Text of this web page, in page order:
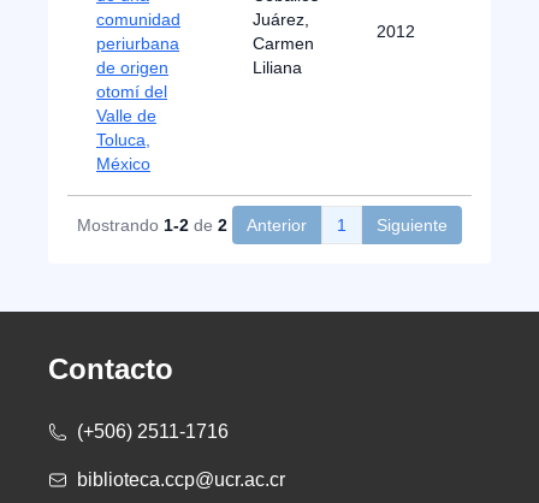
comunidad
periurbana
de origen
otomí del
Valle de
Toluca,
México
Juárez,
Carmen
Liliana
2012
Mostrando 1-2 de 2 Anterior 1 Siguiente
Contacto
(+506) 2511-1716
biblioteca.ccp@ucr.ac.cr